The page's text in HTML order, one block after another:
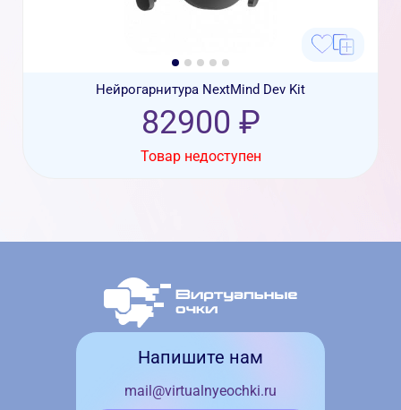
Нейрогарнитура NextMind Dev Kit
82900 ₽
Товар недоступен
Напишите нам
mail@virtualnyeochki.ru